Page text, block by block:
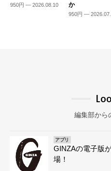
950円 — 2026.08.10
か
950円 —
編集部から
アプリ
GINZAの電子版
場！